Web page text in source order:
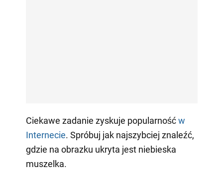
Ciekawe zadanie zyskuje popularnośćw
Internecie. Spróbuj jak najszybciej znaleźć,
gdzie na obrazku ukryta jest niebieska
muszelka.